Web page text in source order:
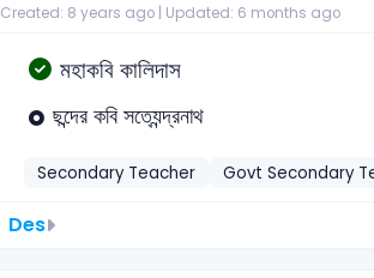
Created: 8 years ago | Updated: 6 months ago
মহাকবি কালিদাস
ছন্দের কবি সত্যেন্দ্রনাথ
Secondary Teacher Govt Secondary
Des